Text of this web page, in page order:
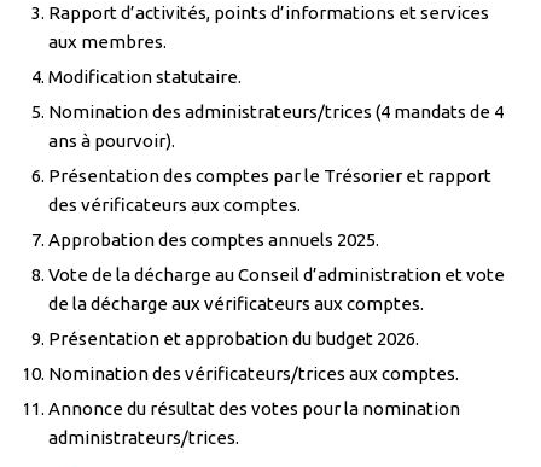
Rapport d’activités, points d’informations et services
aux membres.
Modification statutaire.
Nomination des administrateurs/trices (4 mandats de 4
ans à pourvoir).
Présentation des comptes par le Trésorier et rapport
des vérificateurs aux comptes.
Approbation des comptes annuels 2025.
Vote de la décharge au Conseil d’administration et vote
de la décharge aux vérificateurs aux comptes.
Présentation et approbation du budget 2026.
Nomination des vérificateurs/trices aux comptes.
Annonce du résultat des votes pour la nomination
administrateurs/trices.